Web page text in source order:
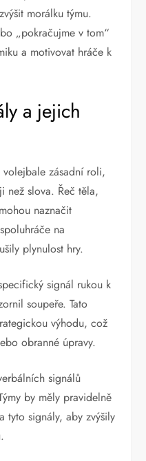
morálku týmu.
„pokračujme v tom“
a motivovat hráče k
a jejich
zásadní roli,
než slova. Řeč těla,
naznačit
na
plynulost hry.
signál rukou k
soupeře. Tato
výhodu, což
obranné úpravy.
signálů
by měly pravidelně
tyto signály, aby zvýšily